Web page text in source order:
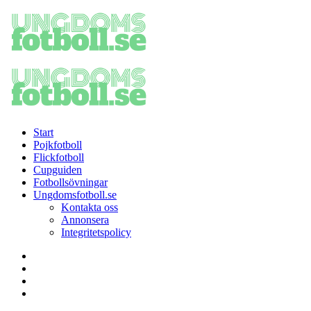
Start
Pojkfotboll
Flickfotboll
Cupguiden
Fotbollsövningar
Ungdomsfotboll.se
Kontakta oss
Annonsera
Integritetspolicy